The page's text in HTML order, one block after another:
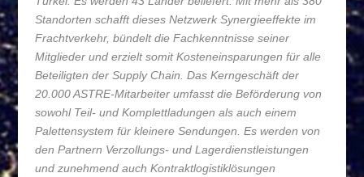
Standorten schafft dieses Netzwerk Synergieeffekte im
Frachtverkehr, bündelt die Fachkenntnisse seiner
Mitglieder und erzielt somit Kosteneinsparungen für alle
Beteiligten der Supply Chain. Das Kerngeschäft der
20.000 ASTRE-Mitarbeiter umfasst die Beförderung von
sowohl Teil- und Komplettladungen als auch einem
Palettensystem für kleinere Sendungen. Es werden von
den Partnern Verzollungs- und Lagerdienstleistungen
und zunehmend auch Kontraktlogistiklösungen